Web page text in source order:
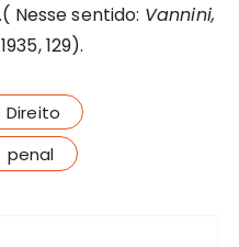
Nesse sentido: Vannini,
129).
Direito
penal